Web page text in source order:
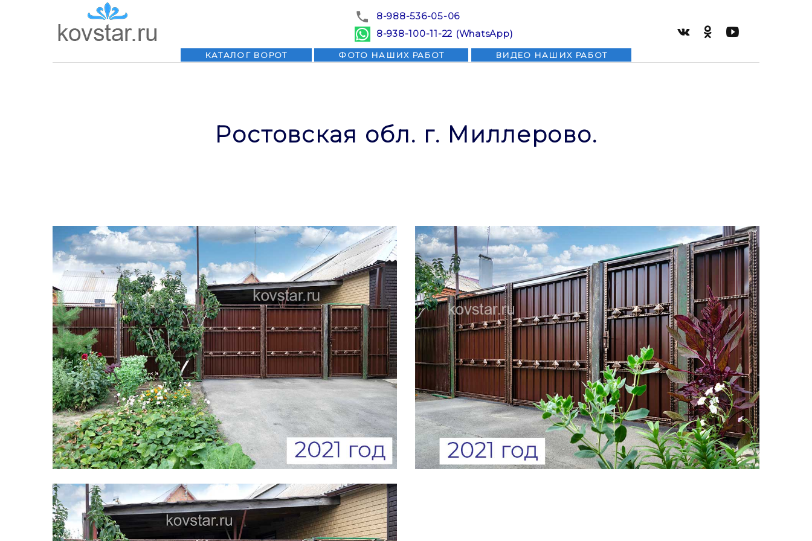
8-988-536-05-06
8-938-100-11-22 (WhatsApp)
КАТАЛОГ ВОРОТ ФОТО НАШИХ РАБОТ ВИДЕО НАШИХ РАБОТ
Ростовская обл. г. Миллерово.